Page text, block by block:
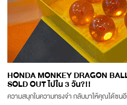
HONDA MONKEY DRAGON
SOLD OUT ไปใน 3 วัน?!!
ความสนุกในความทรงจำ กลับมาให้คุณได้ซน